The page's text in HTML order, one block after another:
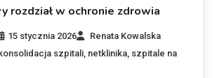
rozdział w ochronie zdrowia
15 stycznia 2026
Renata Kowalska
konsolidacja szpitali netklinika szpitale na